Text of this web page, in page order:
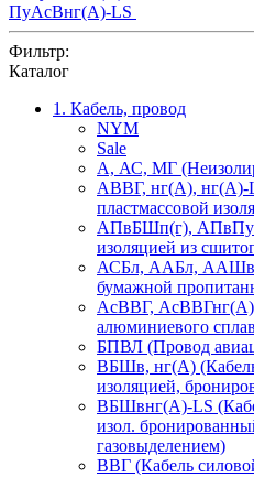
ПуАсВнг(А)-LS
Фильтр:
Каталог
1. Кабель, провод
NYM
Sale
А, АС, МГ
АВВГ, нг(А), нг(А)-
пластмассовой
АПвБШп(г),
изоляцией из
АСБл, ААБл, ААШв,
бумажной
АсВВГ,
алюминиевого
БПВЛ (Провод
ВБШв, нг(А)
изоляцией,
ВБШвнг(А)-LS
изол.
газовыделением)
ВВГ (Кабель